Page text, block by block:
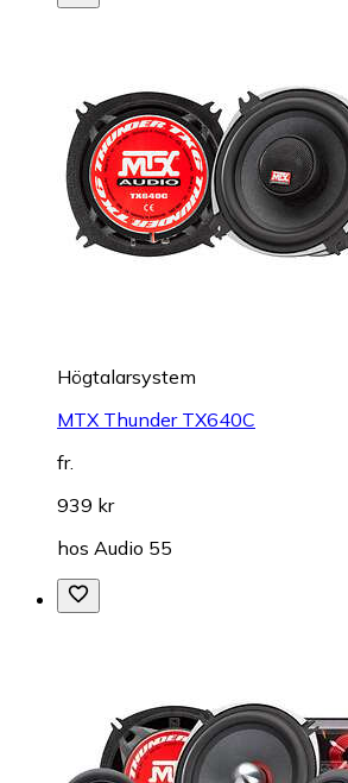
Högtalarsystem
MTX Thunder TX640C
fr.
939 kr
hos Audio 55